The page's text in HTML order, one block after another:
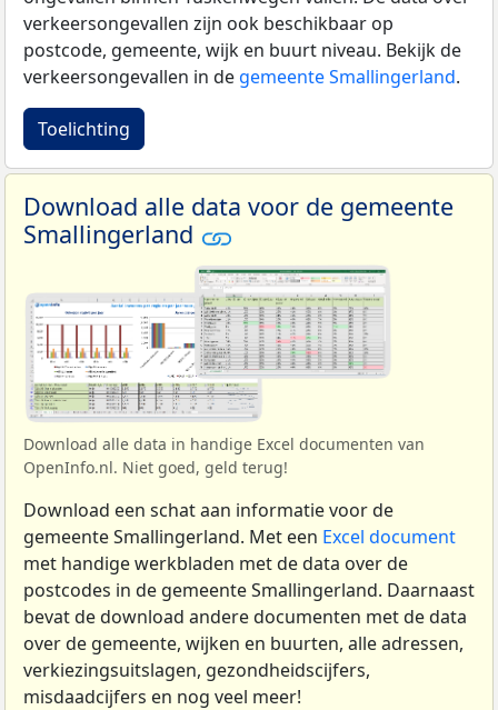
verkeersongevallen zijn ook beschikbaar op
postcode, gemeente, wijk en buurt niveau. Bekijk de
verkeersongevallen in de gemeente Smallingerland.
Toelichting
Download alle data voor de gemeente
Smallingerland
Download alle data in handige Excel documenten van
OpenInfo.nl. Niet goed, geld terug!
Download een schat aan informatie voor de
gemeente Smallingerland. Met een Excel document
met handige werkbladen met de data over de
postcodes in de gemeente Smallingerland. Daarnaast
bevat de download andere documenten met de data
over de gemeente, wijken en buurten, alle adressen,
verkiezingsuitslagen, gezondheidscijfers,
misdaadcijfers en nog veel meer!